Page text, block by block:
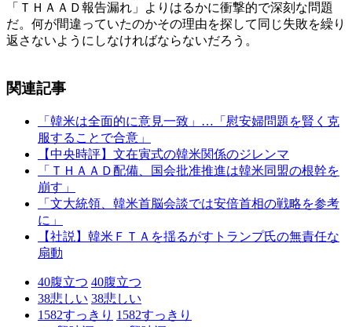
「ＴＨＡＡＤ報告漏れ」よりはるかに衝撃的で深刻な問題
だ。何が間違っていたのかその理由を探して同じ失敗を繰り
返さないようにしなければならないだろう。
関連記事
「韓米は全面的に意見一致」…「慰安婦問題を賢く克
服することで合意」
【中央時評】文在寅式の韓米関係のジレンマ
「ＴＨＡＡＤ配備、国会批准推進は韓米同盟の根幹を
崩す」
「文大統領、韓米首脳会談では安倍首相の戦略を参考
に」
【社説】韓米ＦＴＡを揺るがすトランプ氏の無責任な
扇動
40腹立つ 40腹立つ
38悲しい 38悲しい
1582すっきり 1582すっきり